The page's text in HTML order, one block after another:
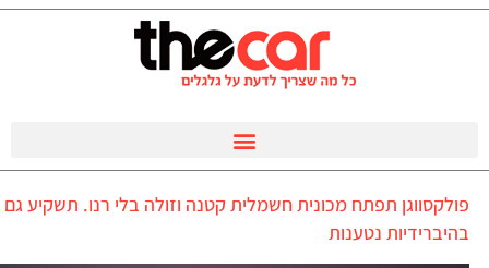
פולקסווגן תפתח מכונית חשמלית קטנה וזולה בלי רנו. תשקיע גם
בהיברידיות נטענות